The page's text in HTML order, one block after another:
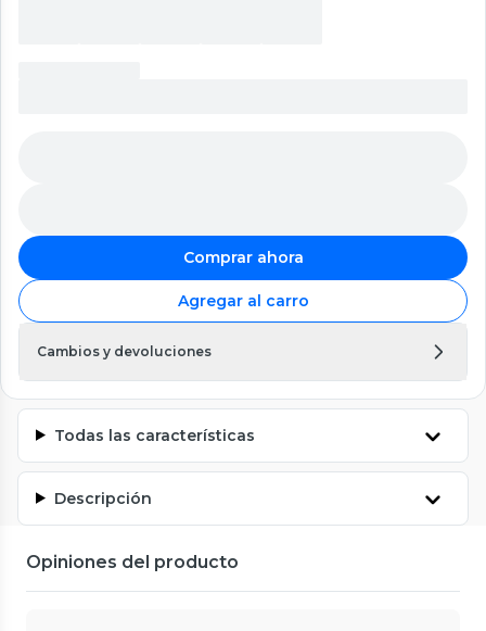
Comprar ahora
Agregar al carro
Cambios y devoluciones
Todas las características
Descripción
Opiniones del producto